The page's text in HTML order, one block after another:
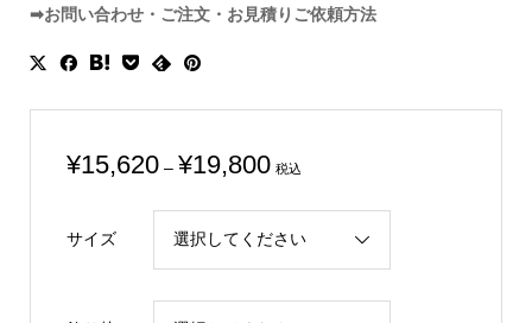
➡お問い合わせ・ご注文・お見積りご依頼方法
¥15,620 – ¥19,800価
税込
サイズ